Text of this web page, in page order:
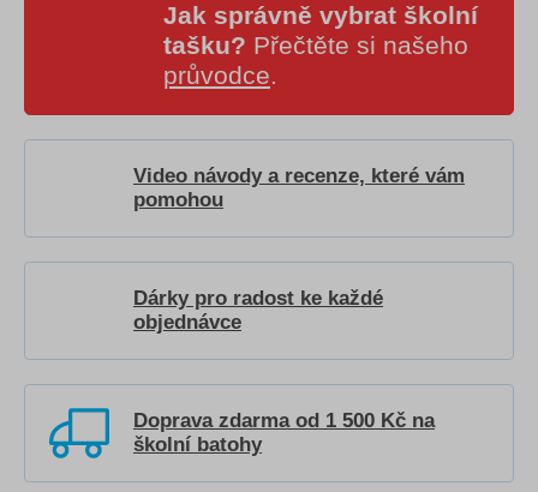
Jak správně vybrat školní
tašku? Přečtěte si našeho
průvodce.
Video návody a recenze, které vám
pomohou
Dárky pro radost ke každé
objednávce
Doprava zdarma od 1 500 Kč na
školní batohy